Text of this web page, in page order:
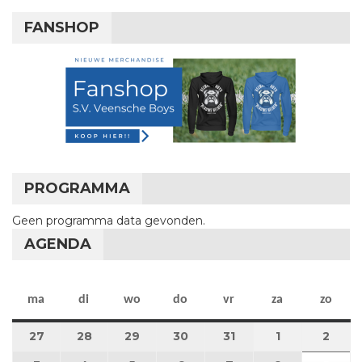
FANSHOP
PROGRAMMA
Geen programma data gevonden.
AGENDA
ma maandag
di dinsdag
wo woensdag
do donderdag
vr vrijdag
za zaterdag
zo
27 27 juli 2026
28 28 juli 2026
29 29 juli 2026
30 30 juli 2026
31 31 juli 2026
11 augustus
2